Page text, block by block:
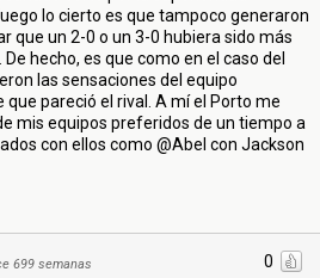
lo cierto es que tampoco generaron
que un 2-0 o un 3-0 hubiera sido más
hecho, es que como en el caso del
las sensaciones del equipo
pareció el rival. A mí el Porto me
mis equipos preferidos de un tiempo a
con ellos como @Abel con Jackson
0
699 semanas